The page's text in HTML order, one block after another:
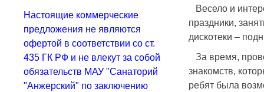
Весело и
праздники,
дискотеки –
За время,
знакомств,
ребят была
Настоящие коммерческие
предложения не являются
офертой в соответствии со ст.
435 ГК РФ и не влекут за собой
обязательств МАУ "Санаторий
"Анжерский" по заключению